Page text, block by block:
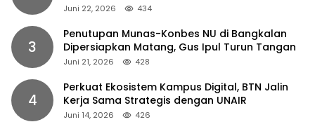
Juni 22, 2026 434
3
Penutupan Munas-Konbes NU di Bangkalan
Dipersiapkan Matang, Gus Ipul Turun Tangan
Juni 21, 2026 428
4
Perkuat Ekosistem Kampus Digital, BTN Jalin
Kerja Sama Strategis dengan UNAIR
Juni 14, 2026 426